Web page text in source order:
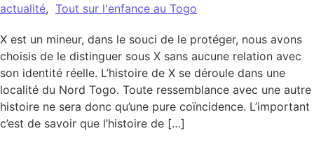
actualité, Tout sur l'enfance au Togo
X est un mineur, dans le souci de le protéger, nous avons
choisis de le distinguer sous X sans aucune relation avec
son identité réelle. L’histoire de X se déroule dans une
localité du Nord Togo. Toute ressemblance avec une autre
histoire ne sera donc qu’une pure coïncidence. L’important
c’est de savoir que l’histoire de […]